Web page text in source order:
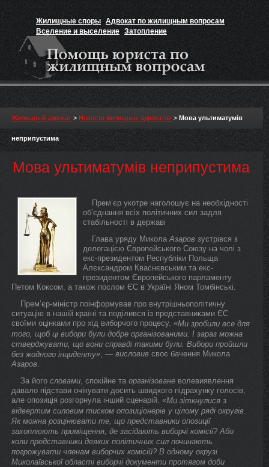
Жилищные споры Адвокат по жилищным вопросам
Вселение и выселение Затопление
Признание прав на жильё
Жилищный адвокат > Новости жилищных адвокатов > Мова ультиматумів
неприпустима
Мова ультиматумів неприпустима
Прем’єр укотре наголошує на необхідності
об’єднання всіх політичних сил задля
стабільності в державі
Глава уряду МиколаАзаров зустрівся з
делегацією Європейського Союзу на чолі з
екс-президентом Республіки Польща
Алєксандром Кваснєвським та екс-
президентом Європейського парламенту
Петом Коксом, а також послом ЄС в Україні Яном Томбінські.
Прем’єр-міністр поінформував про внутрішньополітичну
ситуацію в нашій країні та поділився із представниками ЄС
своїми оцінками про хід виборчого процесу. «Ми зробили все для
того, щоб ці вибори були добре організованими. І зараз можна
стверджувати, що вони справді такими були. Вибори пройшли
без жодного інциденту», — висловив своє бачення Микола
Азаров.
За його словами, спокійне та організоване волевиявлення
давало підстави очікувати досить швидкого підрахунку голосів,
але опозиція розгорнула інший сценарій. «Ми зіткнулися з
відвертим силовим тиском опозиціонерів у цілому ряді округів.
Як можна розцінювати те, що представники опозиції
захоплюють приміщення, де засідають виборчі комісії? Або
коли представники деяких політичних сил починають
погрожувати членам виборчих комісій? В одному окрузі
Миколаївської області виборчі документи протягом доби